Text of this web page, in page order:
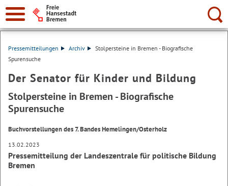
Suche:
Pressemitteilungen Archiv
Stolpersteine in Bremen - Biografische
Spurensuche
Der Senator für Kinder und Bildung
Stolpersteine in Bremen - Biografische
Spurensuche
Buchvorstellungen des 7. Bandes Hemelingen/Osterholz
13.02.2023
Pressemitteilung der Landeszentrale für politische Bildung
Bremen